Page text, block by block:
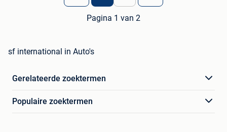
Pagina 1 van 2
sf international in Auto's
Gerelateerde zoektermen
Populaire zoektermen